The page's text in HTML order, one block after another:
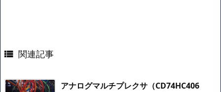
 関連記事
アナログマルチプレクサ（CD74HC406